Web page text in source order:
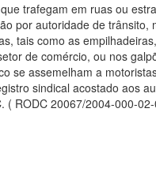
trafegam em ruas ou
por autoridade de
tais como as
de comércio, ou nos
se assemelham a
sindical acostado aos
( RODC 20067/2004-000-